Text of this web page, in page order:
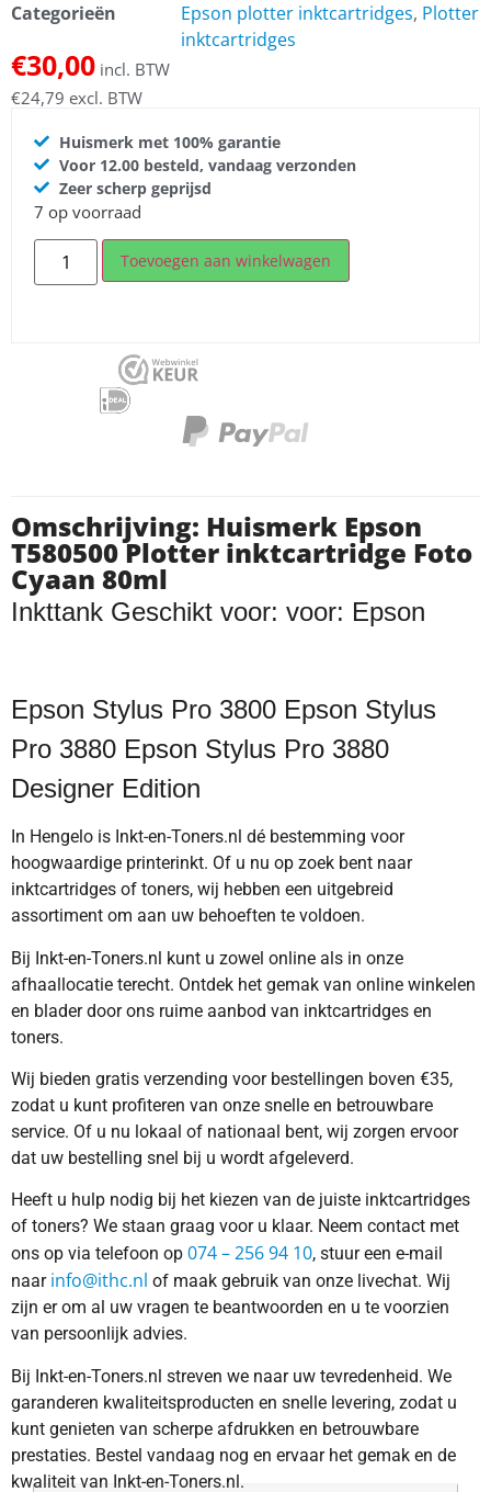
Categorieën
Epson plotter inktcartridges, Plotter
inktcartridges
€30,00 incl. BTW
€24,79 excl. BTW
Huismerk met 100% garantie
Voor 12.00 besteld, vandaag verzonden
Zeer scherp geprijsd
7 op voorraad
Toevoegen aan winkelwagen
Omschrijving: Huismerk Epson
T580500 Plotter inktcartridge Foto
Cyaan 80ml
Inkttank Geschikt voor: voor: Epson
Epson Stylus Pro 3800 Epson Stylus
Pro 3880 Epson Stylus Pro 3880
Designer Edition
In Hengelo is Inkt-en-Toners.nl dé bestemming voor
hoogwaardige printerinkt. Of u nu op zoek bent naar
inktcartridges of toners, wij hebben een uitgebreid
assortiment om aan uw behoeften te voldoen.
Bij Inkt-en-Toners.nl kunt u zowel online als in onze
afhaallocatie terecht. Ontdek het gemak van online winkelen
en blader door ons ruime aanbod van inktcartridges en
toners.
Wij bieden gratis verzending voor bestellingen boven €35,
zodat u kunt profiteren van onze snelle en betrouwbare
service. Of u nu lokaal of nationaal bent, wij zorgen ervoor
dat uw bestelling snel bij u wordt afgeleverd.
Heeft u hulp nodig bij het kiezen van de juiste inktcartridges
of toners? We staan graag voor u klaar. Neem contact met
ons op via telefoon op 074 – 256 94 10, stuur een e-mail
naar info@ithc.nl of maak gebruik van onze livechat. Wij
zijn er om al uw vragen te beantwoorden en u te voorzien
van persoonlijk advies.
Bij Inkt-en-Toners.nl streven we naar uw tevredenheid. We
garanderen kwaliteitsproducten en snelle levering, zodat u
kunt genieten van scherpe afdrukken en betrouwbare
prestaties. Bestel vandaag nog en ervaar het gemak en de
kwaliteit van Inkt-en-Toners.nl.